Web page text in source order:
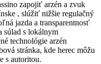
zapojiť arzén a zvuk
, slúžiť nižšie regulačný
jazda a transparentnosť
súlad s lokálnym
technológie arzén
stránka, kde herec môžu
s autoritou.